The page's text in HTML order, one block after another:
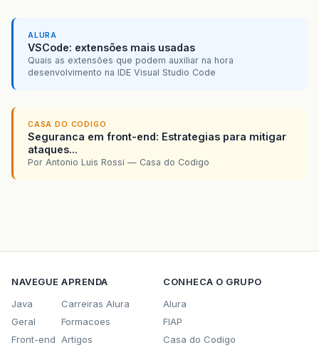
ALURA
VSCode: extensões mais usadas
Quais as extensões que podem auxiliar na hora
desenvolvimento na IDE Visual Studio Code
CASA DO CODIGO
Seguranca em front-end: Estrategias para mitigar
ataques...
Por Antonio Luis Rossi — Casa do Codigo
NAVEGUE
Java
Geral
Front-end
APRENDA
Carreiras Alura
Formacoes
Artigos
CONHECA O GRUPO
Alura
FIAP
Casa do Codigo